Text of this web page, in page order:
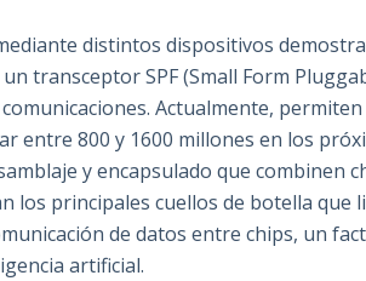
distintos dispositivos
transceptor SPF (Small Form
Actualmente,
entre 800 y 1600 millones en los
y encapsulado que combinen
los principales cuellos de botella que
de datos entre chips, un
artificial.